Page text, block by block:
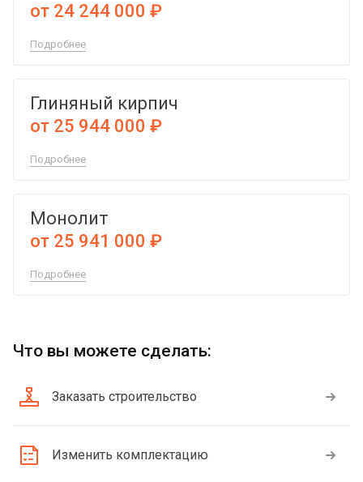
от 24 244 000 ₽
Подробнее
Глиняный кирпич
от 25 944 000 ₽
Подробнее
Монолит
от 25 941 000 ₽
Подробнее
Что вы можете сделать:
Заказать строительство
Изменить комплектацию